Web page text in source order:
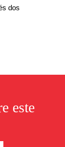
dos
este